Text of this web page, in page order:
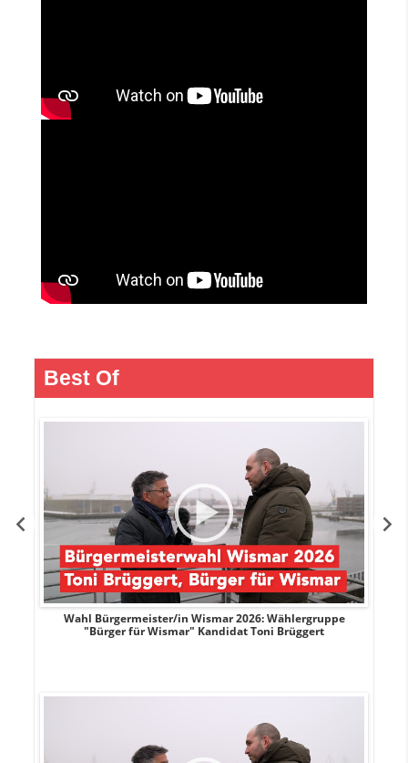
Best Of
Wahl Bürgermeister/in Wismar 2026: Wählergruppe
"Bürger für Wismar" Kandidat Toni Brüggert